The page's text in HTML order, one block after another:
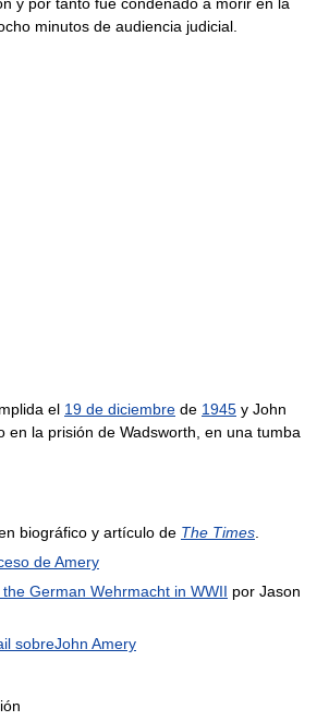
minutos de audiencia judicial.
el 19 de diciembre de 1945 y John
en la prisión de Wadsworth, en una tumba
biográfico y artículo de The Times
de Amery
German Wehrmacht in WWII por Jason
sobreJohn Amery